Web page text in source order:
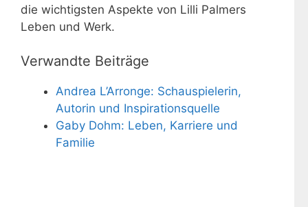
die wichtigsten Aspekte von Lilli Palmers
Leben und Werk.
Verwandte Beiträge
Andrea L’Arronge: Schauspielerin,
Autorin und Inspirationsquelle
Gaby Dohm: Leben, Karriere und
Familie